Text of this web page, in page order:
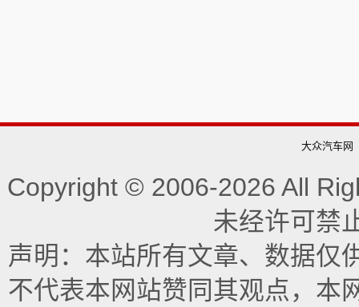
大众汽车网
Copyright © 2006-2026 All
未经许可禁
声明：本站所有文章、数据仅
不代表本网站赞同其观点，本